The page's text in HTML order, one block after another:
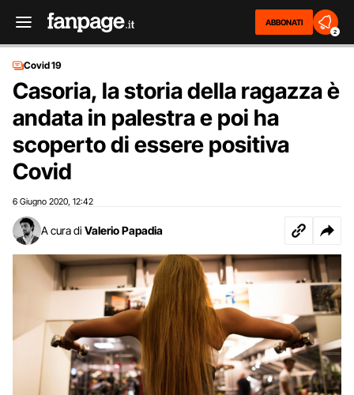
ABBONATI
2
Covid 19
Casoria, la storia della ragazza è
andata in palestra e poi ha
scoperto di essere positiva
Covid
6 Giugno 2020 12:42
A cura di Valerio Papadia